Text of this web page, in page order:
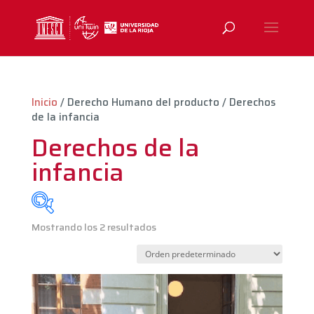
Inicio / Derecho Humano del producto / Derechos
de la infancia
Derechos de la
infancia
exclude-from-search(0)
featured (0)
Mostrando los 2 resultados